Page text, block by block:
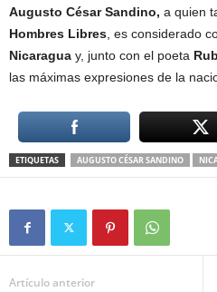
Augusto César Sandino, a quien
Hombres Libres , es considerado
Nicaragua y, junto con el poeta
las máximas expresiones de la
ETIQUETAS AUGUSTO CÉSAR SANDINO
Artículo anterior